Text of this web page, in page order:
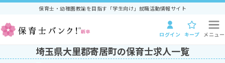
保育士・幼稚園教諭を目指す「学生向け」就職活動情報サイト
ログイン キープ メニュー
埼玉県大里郡寄居町の保育士求人一覧